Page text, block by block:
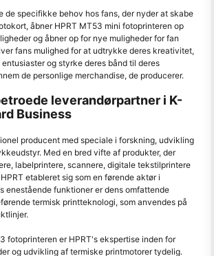
de specifikke behov hos fans, der nyder at skabe
åbner HPRT MT53 mini fotoprinteren op
og åbner op for nye muligheder for fan
fans mulighed for at udtrykke deres kreativitet,
og styrke deres bånd til deres
de personlige merchandise, de producerer.
leverandørpartner i K-
Business
producent med speciale i forskning, udvikling
Med en bred vifte af produkter, der
labelprintere, scannere, digitale tekstilprintere
etableret sig som en førende aktør i
enestående funktioner er dens omfattende
termisk printteknologi, som anvendes på
fotoprinteren er HPRT's ekspertise inden for
og udvikling af termiske printmotorer tydelig.